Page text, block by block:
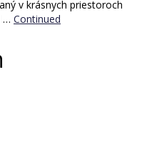
v krásnych priestoroch
… Continued